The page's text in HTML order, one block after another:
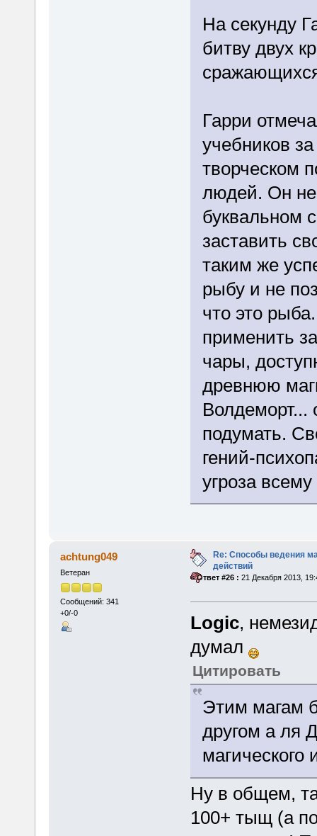
На секунду
битву двух
Гарри
учебников
творческом
людей. Он не
буквальном
заставить
таким же
рыбу и не
что это
применить
чары,
древнюю
подумать.
гений-
угроза
achtung049
Ветеран
Сообщений: 341
+0/-0
Re: Способы ведения
действий
«Ответ #26 : 21 Декабря 2013,
Logic,
думал
Цитировать
Этим магам
другом а ля
магического
Ну в общем,
100+ тыщ (а